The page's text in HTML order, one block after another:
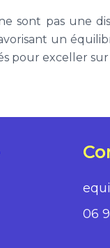
sont pas une
un
pour exceller
06